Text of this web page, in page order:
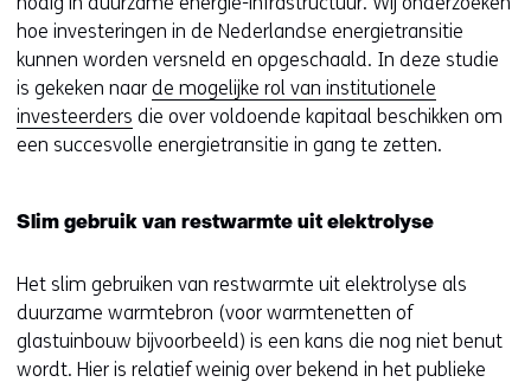
hoe investeringen in de Nederlandse energietransitie
kunnen worden versneld en opgeschaald. In deze studie
is gekeken naar de mogelijke rol van institutionele
investeerders die over voldoende kapitaal beschikken om
een succesvolle energietransitie in gang te zetten.
Slim gebruik van restwarmte uit elektrolyse
Het slim gebruiken van restwarmte uit elektrolyse als
duurzame warmtebron (voor warmtenetten of
glastuinbouw bijvoorbeeld) is een kans die nog niet benut
wordt. Hier is relatief weinig over bekend in het publieke